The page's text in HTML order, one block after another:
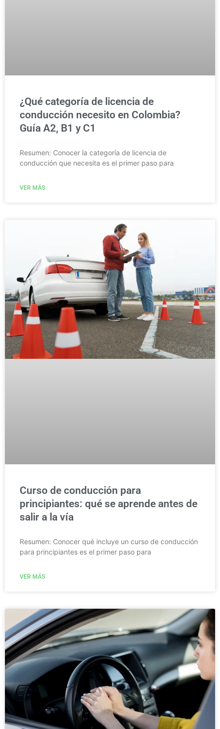
¿Qué categoría de licencia de
conducción necesito en Colombia?
Guía A2, B1 y C1
Resumen: Conocer la categoría de licencia de
conducción que necesita es el primer paso para
VER MÁS
Curso de conducción para
principiantes: qué se aprende antes de
salir a la vía
Resumen: Conocer qué incluye un curso de conducción
para principiantes es el primer paso para
VER MÁS